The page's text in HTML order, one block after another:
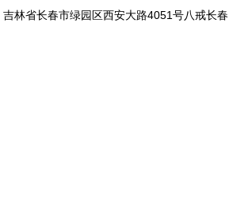
吉林省长春市绿园区西安大路4051号八戒长